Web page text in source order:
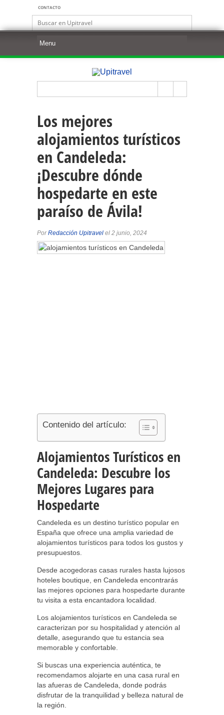
CONTACTO
Los mejores
alojamientos turísticos
en Candeleda:
¡Descubre dónde
hospedarte en este
paraíso de Ávila!
PorRedacción Upitravel el 2 junio, 2024
Contenido del artículo:
Alojamientos Turísticos en
Candeleda: Descubre los
Mejores Lugares para
Hospedarte
Candeleda es un destino turístico popular en
España que ofrece una amplia variedad de
alojamientos turísticos para todos los gustos y
presupuestos.
Desde acogedoras casas rurales hasta lujosos
hoteles boutique, en Candeleda encontrarás
las mejores opciones para hospedarte durante
tu visita a esta encantadora localidad.
Los alojamientos turísticos en Candeleda se
caracterizan por su hospitalidad y atención al
detalle, asegurando que tu estancia sea
memorable y confortable.
Si buscas una experiencia auténtica, te
recomendamos alojarte en una casa rural en
las afueras de Candeleda, donde podrás
disfrutar de la tranquilidad y belleza natural de
la región.